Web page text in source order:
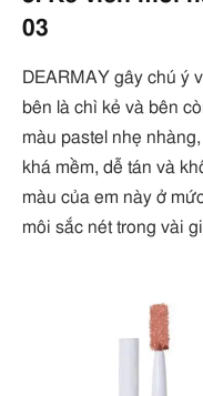
03
DEARMAY gây chú ý
bên là chì kẻ và bên
màu pastel nhẹ
khá mềm, dễ tán và
màu của em này ở
môi sắc nét trong vài